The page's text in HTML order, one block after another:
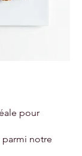
pour
parmi notre